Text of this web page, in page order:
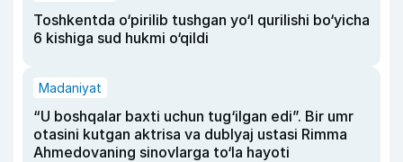
Toshkentda o‘pirilib tushgan yo‘l qurilishi bo‘yicha
6 kishiga sud hukmi o‘qildi
Madaniyat
“U boshqalar baxti uchun tug‘ilgan edi”. Bir umr
otasini kutgan aktrisa va dublyaj ustasi Rimma
Ahmedovaning sinovlarga to‘la hayoti